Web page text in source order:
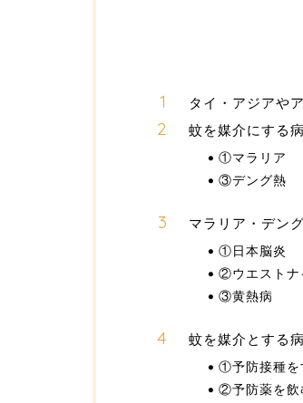
タイ・アジアや
蚊を媒介にする
①マラリア
③デング熱
マラリア・デン
①日本脳炎
②ウエストナ
③黄熱病
蚊を媒介とする
①予防接種を
②予防薬を飲